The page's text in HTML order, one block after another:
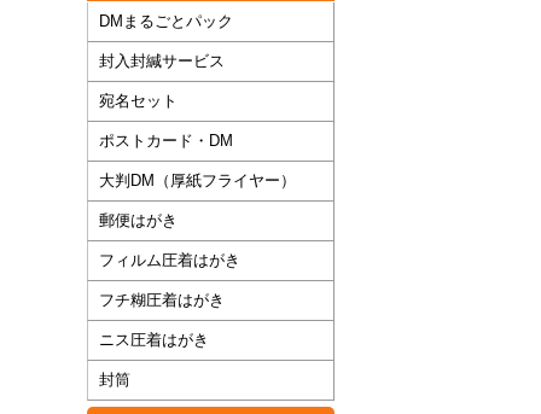
DMまるごとパック
封入封緘サービス
宛名セット
ポストカード・DM
大判DM（厚紙フライヤー）
郵便はがき
フィルム圧着はがき
フチ糊圧着はがき
ニス圧着はがき
封筒